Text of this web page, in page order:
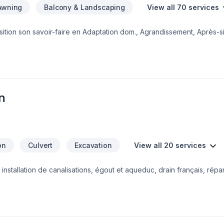
Balcony & Landscaping View all 70 services
son savoir-faire en Adaptation dom., Agrandissement, Après-
Isolation mur, Isolation sous-sol, Margelle, Muret, Patio, Pavage,
et à votre budg
Culvert Excavation View all 20 services
de canalisations, égout et aqueduc, drain français,